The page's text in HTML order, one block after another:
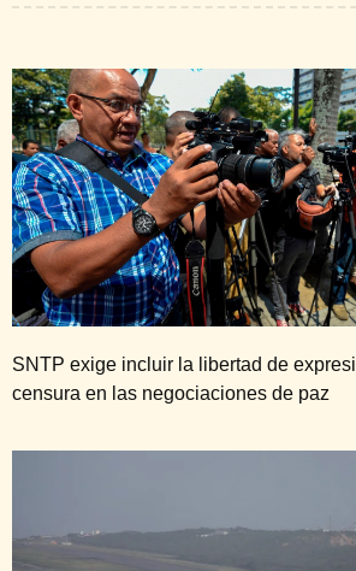
SNTP exige incluir la libertad de
censura en las negociaciones de paz